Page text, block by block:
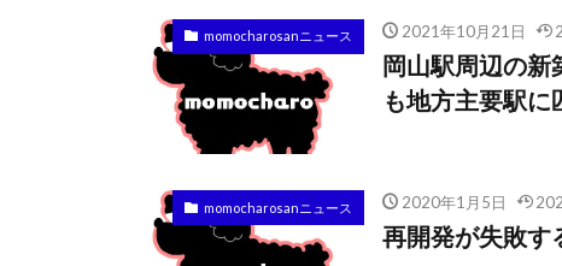
momocharosanニュース 2021年10月21日
岡山駅周辺の新
も地方主要駅に
momocharosanニュース 2020年1月5日
再開発が失敗す